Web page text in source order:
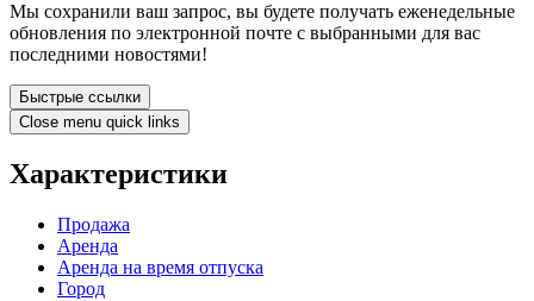
Мы сохранили ваш запрос, вы будете получать еженедельные
обновления по электронной почте с выбранными для вас
последними новостями!
Быстрые ссылки
Close menu quick links
Характеристики
Продажа
Аренда
Аренда на время отпуска
Город